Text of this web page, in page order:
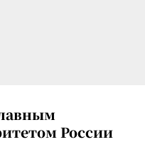
России